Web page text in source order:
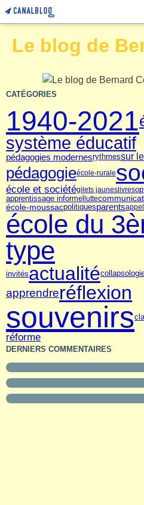
Le blog de
CATÉGORIES
1940-2021
système éducatif
pédagogies modernesrythmessur
pédagogieécole-rurale
école et sociétégilets jauneslivres
apprentissage informel lutte
école-moussacpolitiquesparentsappel
école du
type
invitésactualité
apprendreréflexion
souvenirs
réforme
DERNIERS COMMENTAIRES